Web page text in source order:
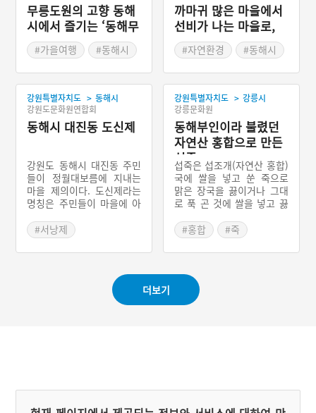
무릉도원의 고향 동해
시에서 즐기는 ‘동해무
릉제’
#가을여행
#동해시
#강원도 축제
까마귀 많은 마을에서
선비가 나는 마을로,
동해 묵호동
#자연환경
#동해시
강원특별자치도 > 동해시
강원도문화원연합회
동해시 대진동 도신제
강원도 동해시 대진동 주민
들이 정월대보름에 지내는
마을 제의이다. 도신제라는
명칭은 주민들이 마을에 아
의미를 지닌다. 대진동 마을
에는 서낭당과 해성당이 있
다. 서낭당은 대략 250년의
는 여러 유형의 나무가 있는
데 절대로 훼손을 시켜서는
안 된다고 한다. 서낭당에는
들어가기 전에 짚불을 피워
부정을 없애고 나서 제물을
#서낭제
강원특별자치도 > 강릉시
강릉문화원
동해부인이라 불렸던
자연산 홍합으로 만든
섭죽
섭죽은 섭조개(자연산 홍합)
국에 쌀을 넣고 쑨 죽으로
맑은 장국을 끓이거나 그대
로 푹 곤 것에 쌀을 넣고 끓
을 넣어 빨갛고 매콤하게 끓
이는 것이 특징이다. 동해안
에서 생산되는 섭은 양식 홍
짙은 진홍색을 띠며 쫄깃한
맛과 향이 그대로 남아 있
다.
#홍합
#죽
#강릉음식
더보기